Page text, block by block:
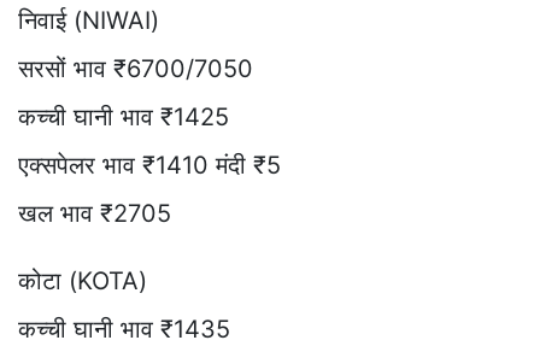
निवाई (NIWAI)
सरसों भाव ₹6700/7050
कच्ची घानी भाव ₹1425
एक्सपेलर भाव ₹1410 मंदी ₹5
खल भाव ₹2705
कोटा (KOTA)
कच्ची घानी भाव ₹1435